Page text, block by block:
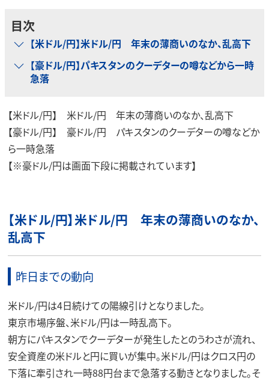
目次
【米ドル/円】米ドル/円 年末の薄商いのなか、乱高下
【豪ドル/円】パキスタンのクーデターの噂などから一時
急落
【米ドル/円】 米ドル/円 年末の薄商いのなか、乱高下
【豪ドル/円】 豪ドル/円 パキスタンのクーデターの噂などか
ら一時急落
【※豪ドル/円は画面下段に掲載されています】
【米ドル/円】米ドル/円 年末の薄商いのなか、
乱高下
昨日までの動向
米ドル/円は4日続けての陽線引けとなりました。
東京市場序盤、米ドル/円は一時乱高下。
朝方にパキスタンでクーデターが発生したとのうわさが流れ、
安全資産の米ドルと円に買いが集中。米ドル/円はクロス円の
下落に牽引され一時88円台まで急落する動きとなりました。そ